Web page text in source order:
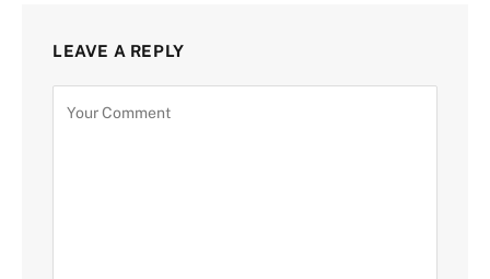
LEAVE A REPLY